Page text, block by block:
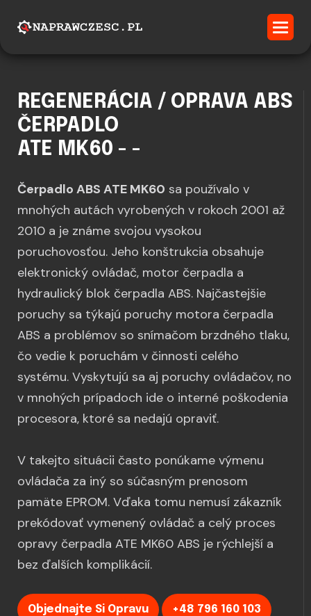
REGENERÁCIA / OPRAVA ABS
ČERPADLO
ATE MK60 - -
Čerpadlo ABS ATE MK60 sa používalo v
mnohých autách vyrobených v rokoch 2001 až
2010 a je známe svojou vysokou
poruchovosťou. Jeho konštrukcia obsahuje
elektronický ovládač, motor čerpadla a
hydraulický blok čerpadla ABS. Najčastejšie
poruchy sa týkajú poruchy motora čerpadla
ABS a problémov so snímačom brzdného tlaku,
čo vedie k poruchám v činnosti celého
systému. Vyskytujú sa aj poruchy ovládačov, no
v mnohých prípadoch ide o interné poškodenia
procesora, ktoré sa nedajú opraviť.
V takejto situácii často ponúkame výmenu
ovládača za iný so súčasným prenosom
pamäte EPROM. Vďaka tomu nemusí zákazník
prekódovať vymenený ovládač a celý proces
opravy čerpadla ATE MK60 ABS je rýchlejší a
bez ďalších komplikácií.
Objednajte Si Opravu +48 796 160 103